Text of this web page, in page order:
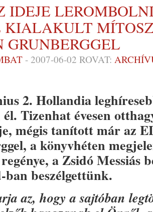
IDEJE
KIALAKULT
GRUNBERGGEL
- 2007-06-02 ROVAT:
2. Hollandia
Tizenhat évesen
mégis tanított már az
a könyvhéten
a Zsidó Messiás
ban beszélgettünk.
az, hogy a sajtóban